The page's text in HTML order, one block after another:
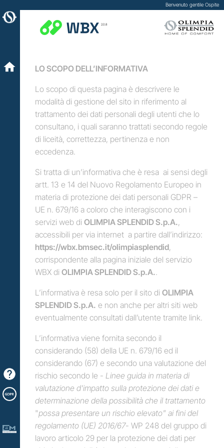
Benvenuto gentile Ospite
2.0.8
LO SCOPO DELL’INFORMATIVA
Lo scopo di questa pagina è descrivere le
modalità di gestione del sito in riferimento al
trattamento dei dati personali degli utenti che lo
consultano, i quali saranno trattati secondo regole
di liceità, correttezza, pertinenza e non
eccedenza.
Si tratta di un’informativa che è resa ai sensi degli
artt. 13 e 14 del Nuovo Regolamento Europeo in
materia di protezione dei dati personali GDPR –
UE n. 679/16 a coloro che interagiscono con i
servizi web di OLIMPIA SPLENDID S.p.A.,
accessibili per via internet a partire dall’indirizzo:
https://wbx.bmsec.it/olimpiasplendid,
corrispondente alla pagina iniziale del servizio
WBX di OLIMPIA SPLENDID S.p.A..
L’informativa è resa solo per il sito di OLIMPIA
SPLENDID S.p.A. e non anche per altri siti web
eventualmente consultati dall’utente tramite link.
L’informativa viene fornita secondo il
considerando (58) della UE n. 679/16 ed il
considerando (67) e secondo una valutazione del
rischio secondo le - Linee guida in materia di
valutazione d'impatto sulla protezione dei dati e
determinazione della possibilità che il trattamento
"possa presentare un rischio elevato" ai fini del
regolamento (UE) 2016/67- WP 248 del gruppo di
lavoro articolo 29 per la protezione dei dati per